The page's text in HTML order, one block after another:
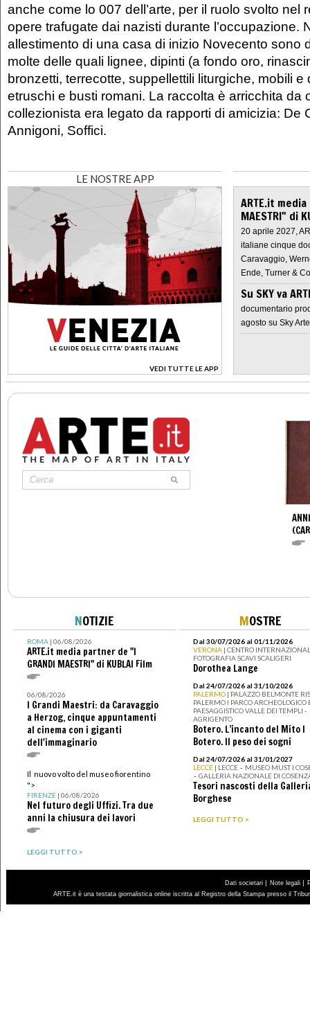
anche come lo 007 dell’arte, per il ruolo svolto nel
opere trafugate dai nazisti durante l’occupazione.
allestimento di una casa di inizio Novecento sono
molte delle quali lignee, dipinti (a fondo oro,
bronzetti, terrecotte, suppellettili liturgiche, mobili e
etruschi e busti romani. La raccolta è arricchita da
collezionista era legato da rapporti di amicizia: De
Annigoni, Soffici.
LE NOSTRE APP
VEDI TUTTE LE APP
>
ARTE.it
MAESTRI" di
20 aprile 2027,
italiane cinque
Caravaggio,
Ende, Turner &
Su SKY va
documentario
agosto su Sky Arte
NOTIZIE
ROMA| 06/08/2026
ARTE.it media partner de "I
GRANDI MAESTRI" di KUBLAI Film
06/08/2026
I Grandi Maestri: da Caravaggio
a Herzog, cinque appuntamenti
al cinema con i giganti
dell'immaginario
Il nuovo volto del museo fiorentino
">
FIRENZE| 06/08/2026
Nel futuro degli Uffizi. Tra due
anni la chiusura dei lavori
LEGGI TUTTO >
MOSTRE
Dal 30/07/2026 al 01/11/2026
VERONA | CENTRO
FOTOGRAFIA SCAVI SCALIGERI
Dorothea Lange
Dal 24/07/2026 al 31/10/2026
PALERMO | PALAZZO BELMONTE
PALERMO I PARCO ARCHEOLOGICO
PAESAGGISTICO VALLE DEI TEMPLI -
AGRIGENTO
Botero. L’incanto del Mito I
Botero. Il peso dei sogni
Dal 24/07/2026 al 31/01/2027
LECCE | LECCE – MUSEO MUST I
– GALLERIA NAZIONALE DI
Tesori nascosti della
Borghese
LEGGI TUTTO >
Dati societari | Note legali |
ARTE.it è una testata giornalistica online iscritta al Registro della Stampa presso il